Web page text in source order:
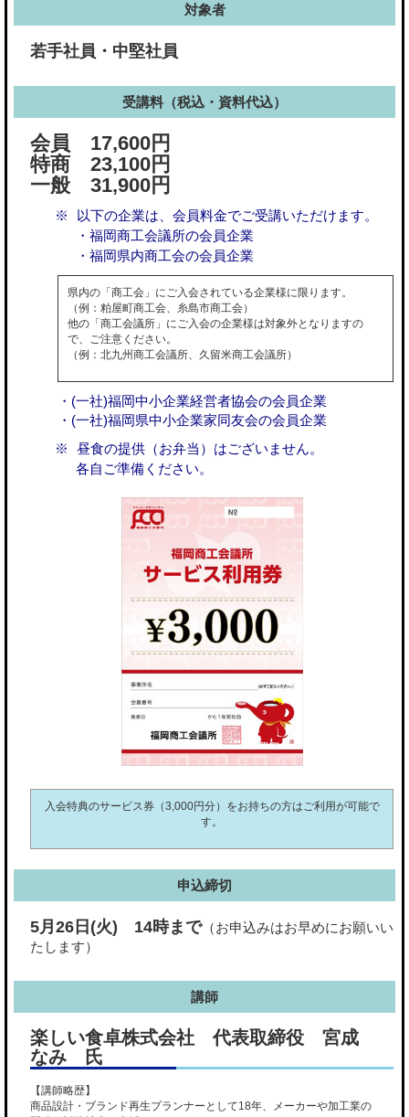
対象者
若手社員・中堅社員
受講料（税込・資料代込）
会員 17,600円
特商 23,100円
一般 31,900円
以下の企業は、会員料金でご受講いただけます。
・福岡商工会議所の会員企業
・福岡県内商工会の会員企業
県内の「商工会」にご入会されている企業様に限ります。
（例：粕屋町商工会、糸島市商工会）
他の「商工会議所」にご入会の企業様は対象外となりますの
で、ご注意ください。
（例：北九州商工会議所、久留米商工会議所）
・(一社)福岡中小企業経営者協会の会員企業
・(一社)福岡県中小企業家同友会の会員企業
昼食の提供（お弁当）はございません。
各自ご準備ください。
入会特典のサービス券（3,000円分）をお持ちの方はご利用が可能で
す。
申込締切
5月26日(火) 14時まで（お申込みはお早めにお願いい
たします）
講師
楽しい食卓株式会社 代表取締役 宮成
なみ 氏
【講師略歴】
商品設計・ブランド再生プランナーとして18年、メーカーや加工業の